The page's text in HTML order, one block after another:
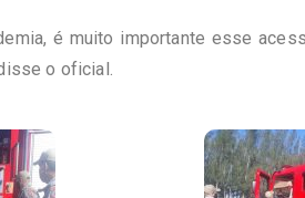
é muito importante esse
o oficial.